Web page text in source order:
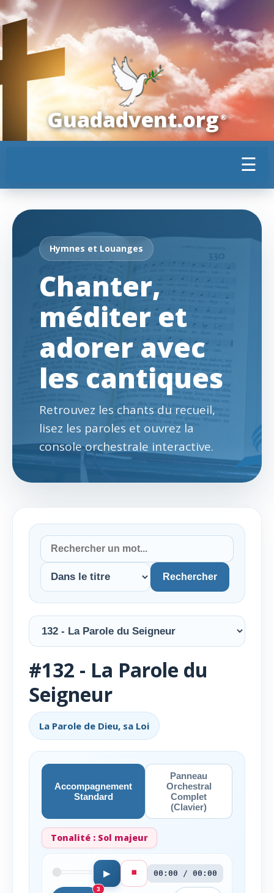
Guadadvent.org®
☰
Hymnes et Louanges
Chanter,
méditer et
adorer avec
les cantiques
Retrouvez les chants du recueil,
lisez les paroles et ouvrez la
console orchestrale interactive.
Rechercher
#132 - La Parole du
Seigneur
La Parole de Dieu, sa Loi
Accompagnement
Standard
Panneau
Orchestral
Complet
(Clavier)
Tonalité : Sol majeur
▶ ⏹️ 00:00 / 00:00
3